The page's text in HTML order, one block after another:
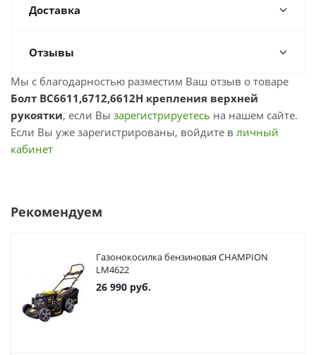
Доставка
Отзывы
Мы с благодарностью разместим Ваш отзыв о товаре
Болт BC6611,6712,6612H крепления верхней
рукоятки, если Вы зарегистрируетесь на нашем сайте.
Если Вы уже зарегистрированы, войдите в личный
кабинет
Рекомендуем
Газонокосилка бензиновая CHAMPION
LM4622
26 990 руб.